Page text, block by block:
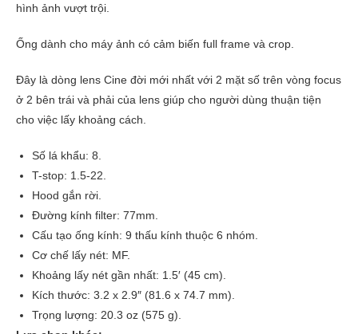
hình ảnh vượt trội.
Ống dành cho máy ảnh có cảm biến full frame và crop.
Đây là dòng lens Cine đời mới nhất với 2 mặt số trên vòng focus
ở 2 bên trái và phải của lens giúp cho người dùng thuận tiện
cho việc lấy khoảng cách.
Số lá khẩu: 8.
T-stop: 1.5-22.
Hood gắn rời.
Đường kính filter: 77mm.
Cấu tạo ống kính: 9 thấu kính thuộc 6 nhóm.
Cơ chế lấy nét: MF.
Khoảng lấy nét gần nhất: 1.5′ (45 cm).
Kích thước: 3.2 x 2.9″ (81.6 x 74.7 mm).
Trọng lượng: 20.3 oz (575 g).